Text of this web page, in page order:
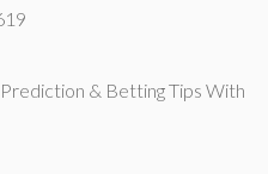
& Betting Tips With